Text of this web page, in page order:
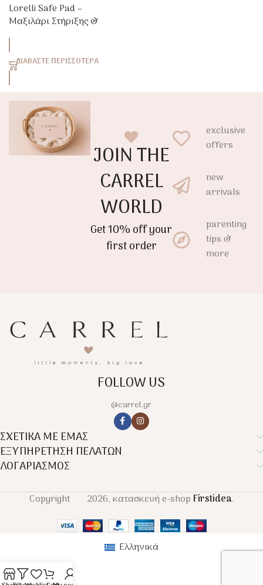
Lorelli Safe Pad –
Μαξιλάρι Στήριξης &
Πλευρικής Θέσης Ύπνου
ΔΙΑΒΆΣΤΕ ΠΕΡΙΣΣΌΤΕΡΑ
JOIN THE
CARREL
WORLD
Get 10% off your
first order
exclusive
offers
new
arrivals
parenting
tips &
more
FOLLOW US
@carrel.gr
ΣΧΕΤΙΚΑ ΜΕ ΕΜΑΣ
ΕΞΥΠΗΡΕΤΗΣΗ ΠΕΛΑΤΩΝ
ΛΟΓΑΡΙΑΣΜΟΣ
Copyright 2026, κατασκευή e-shopFirstidea.
Ελληνικά